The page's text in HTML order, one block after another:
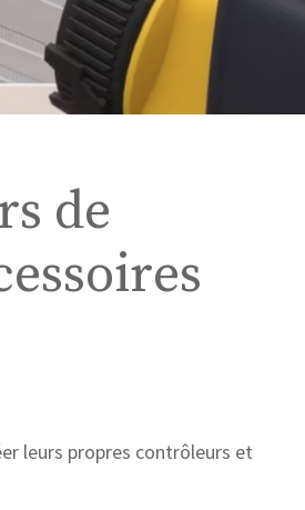
de
leurs propres contrôleurs et